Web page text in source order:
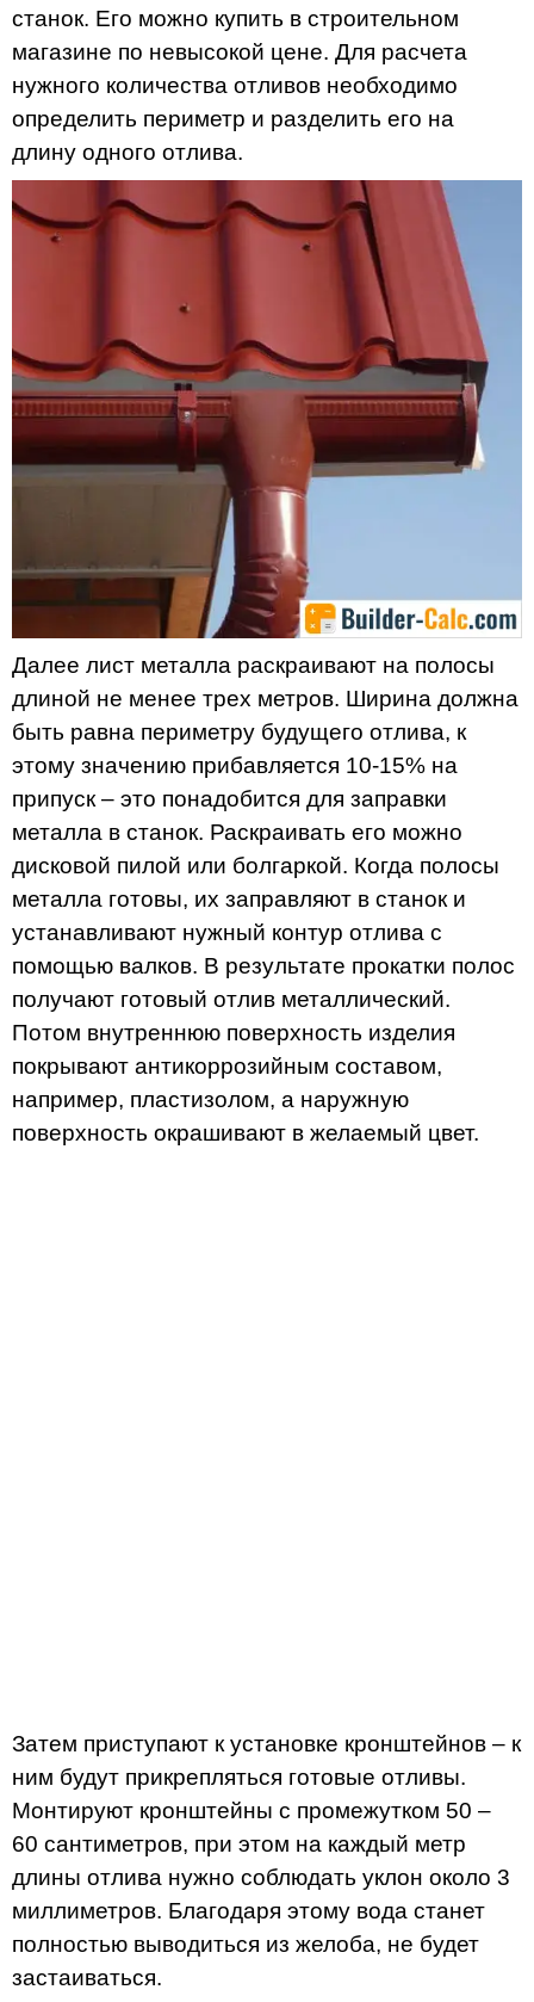
станок. Его можно купить в строительном
магазине по невысокой цене. Для расчета
нужного количества отливов необходимо
определить периметр и разделить его на
длину одного отлива.
Далее лист металла раскраивают на полосы
длиной не менее трех метров. Ширина должна
быть равна периметру будущего отлива, к
этому значению прибавляется 10-15% на
припуск – это понадобится для заправки
металла в станок. Раскраивать его можно
дисковой пилой или болгаркой. Когда полосы
металла готовы, их заправляют в станок и
устанавливают нужный контур отлива с
помощью валков. В результате прокатки полос
получают готовый отлив металлический.
Потом внутреннюю поверхность изделия
покрывают антикоррозийным составом,
например, пластизолом, а наружную
поверхность окрашивают в желаемый цвет.
Затем приступают к установке кронштейнов – к
ним будут прикрепляться готовые отливы.
Монтируют кронштейны с промежутком 50 –
60 сантиметров, при этом на каждый метр
длины отлива нужно соблюдать уклон около 3
миллиметров. Благодаря этому вода станет
полностью выводиться из желоба, не будет
застаиваться.